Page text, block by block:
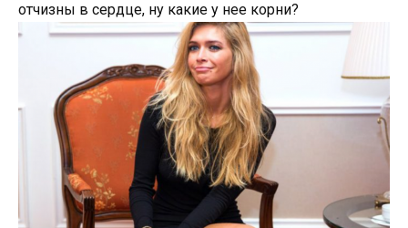
отчизны в сердце, ну какие у нее корни?